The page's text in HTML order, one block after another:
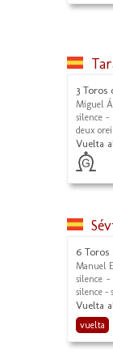
3 Toros
Miguel
silence -
deux
Vuelta
6 Toros
Manuel
silence -
silence -
Vuelta
vuelta